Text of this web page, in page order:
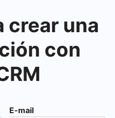
crear una
con
E-mail